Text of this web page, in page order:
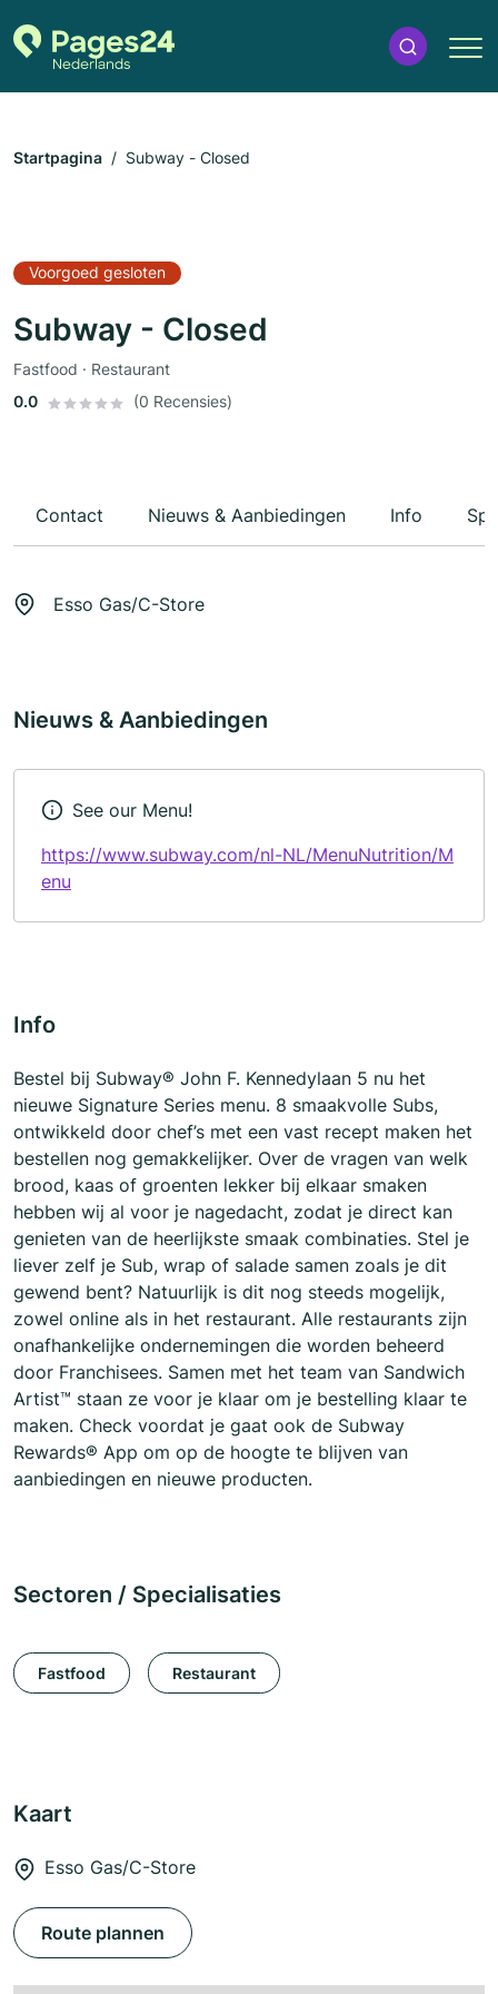
Startpagina Subway - Closed
Voorgoed gesloten
Subway - Closed
Fastfood · Restaurant
0.0
(0 Recensies)
Contact Nieuws & Aanbiedingen Info
Esso Gas/C-Store
Nieuws & Aanbiedingen
See our Menu!
https://www.subway.com/nl-NL/MenuNutrition/M
enu
Info
Bestel bij Subway® John F. Kennedylaan 5 nu het
nieuwe Signature Series menu. 8 smaakvolle Subs,
ontwikkeld door chef’s met een vast recept maken het
bestellen nog gemakkelijker. Over de vragen van welk
brood, kaas of groenten lekker bij elkaar smaken
hebben wij al voor je nagedacht, zodat je direct kan
genieten van de heerlijkste smaak combinaties. Stel je
liever zelf je Sub, wrap of salade samen zoals je dit
gewend bent? Natuurlijk is dit nog steeds mogelijk,
zowel online als in het restaurant. Alle restaurants zijn
onafhankelijke ondernemingen die worden beheerd
door Franchisees. Samen met het team van Sandwich
Artist™ staan ze voor je klaar om je bestelling klaar te
maken. Check voordat je gaat ook de Subway
Rewards® App om op de hoogte te blijven van
aanbiedingen en nieuwe producten.
Sectoren / Specialisaties
Fastfood Restaurant
Kaart
Esso Gas/C-Store
Route plannen